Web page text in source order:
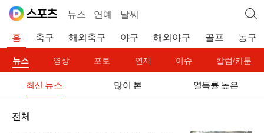
뉴스 연예 날씨
홈 축구 해외축구 야구 해외야구 골프 농구
뉴스 영상 포토 연재 이슈 칼럼/카툰
최신 뉴스 많이 본 열독률 높은
전체